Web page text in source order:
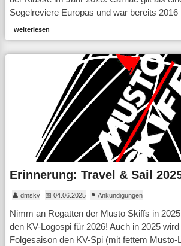
Segelreviere Europas und war bereits
weiterlesen
Erinnerung: Travel & Sail
👤 dmskv 📅 04.06.2025 ⚑ Ankündigungen
Nimm an Regatten der Musto Skiffs in
den KV-Logospi für 2026! Auch in 2025
Folgesaison den KV-Spi (mit fettem Musto-